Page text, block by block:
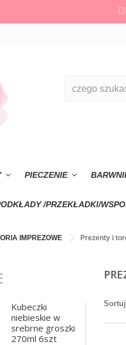
PIECZENIE
/PRZEKŁADKI/
IMPREZOWE Prezenty i
Kubeczki
niebieskie w
srebrne groszki
270ml 6szt